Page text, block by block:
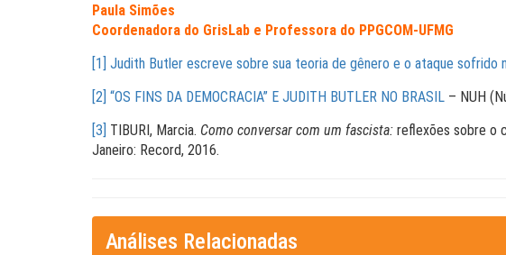
Paula Simões
Coordenadora do GrisLab e Professora do PPGCOM-UFMG
[1] Judith Butler escreve sobre sua teoria de gênero e o ataque sofrido
[2] “OS FINS DA DEMOCRACIA” E JUDITH BUTLER NO BRASIL – NUH
[3] TIBURI, Marcia. Como conversar com um fascista: reflexões sobre o
Janeiro: Record, 2016.
Análises Relacionadas